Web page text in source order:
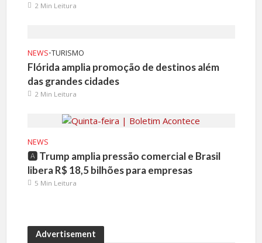
2 Min Leitura
NEWS•TURISMO
Flórida amplia promoção de destinos além
das grandes cidades
2 Min Leitura
NEWS
🅰️ Trump amplia pressão comercial e Brasil
libera R$ 18,5 bilhões para empresas
5 Min Leitura
Advertisement